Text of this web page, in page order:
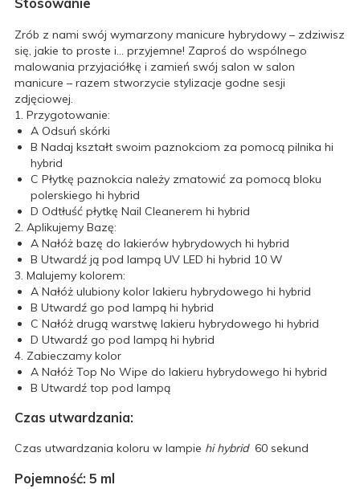
Stosowanie
Zrób z nami swój wymarzony manicure hybrydowy – zdziwisz
się, jakie to proste i… przyjemne! Zaproś do wspólnego
malowania przyjaciółkę i zamień swój salon w salon
manicure – razem stworzycie stylizacje godne sesji
zdjęciowej.
1. Przygotowanie:
A Odsuń skórki
B Nadaj kształt swoim paznokciom za pomocą pilnika hi
hybrid
C Płytkę paznokcia należy zmatowić za pomocą bloku
polerskiego hi hybrid
D Odtłuść płytkę Nail Cleanerem hi hybrid
2. Aplikujemy Bazę:
A Nałóż bazę do lakierów hybrydowych hi hybrid
B Utwardź ją pod lampą UV LED hi hybrid 10 W
3. Malujemy kolorem:
A Nałóż ulubiony kolor lakieru hybrydowego hi hybrid
B Utwardź go pod lampą hi hybrid
C Nałóż drugą warstwę lakieru hybrydowego hi hybrid
D Utwardź go pod lampą hi hybrid
4. Zabieczamy kolor
A Nałóż Top No Wipe do lakieru hybrydowego hi hybrid
B Utwardź top pod lampą
Czas utwardzania:
Czas utwardzania koloru w lampie hi hybrid 60 sekund
Pojemność: 5 ml